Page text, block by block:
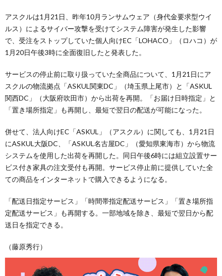
アスクルは1月21日、昨年10月ランサムウェア（身代金要求型ウイ
ルス）によるサイバー攻撃を受けてシステム障害が発生した影響
で、受注をストップしていた個人向けEC「LOHACO」（ロハコ）が
1月20日午後3時に全面復旧したと発表した。
サービスの停止前に取り扱っていた全商品について、1月21日にア
スクルの物流拠点「ASKUL関東DC」（埼玉県上尾市）と「ASKUL
関西DC」（大阪府吹田市）から出荷を再開。「お届け日時指定」と
「置き場所指定」も再開し、最短で翌日の配送が可能になった。
併せて、法人向けEC「ASKUL」（アスクル）に関しても、1月21日
にASKUL大阪DC、「ASKUL名古屋DC」（愛知県東海市）から物流
システムを使用した出荷を再開した。同日午後6時には組立設置サー
ビス付き家具の注文受付も再開。サービス停止前に提供していた全
ての商品をインターネットで購入できるようになる。
「配送日指定サービス」「時間帯指定配送サービス」「置き場所指
定配送サービス」も再開する。一部地域を除き、最短で翌日から配
送日を指定できる。
（藤原秀行）